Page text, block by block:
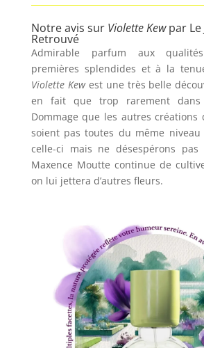
Notre avis sur Violette Kewpar Le
Retrouvé
Admirable parfum aux
premières splendides et à la
Violette Kewest une très belle
en fait que trop rarement dans
Dommage que les autres créations
soient pas toutes du même niveau
celle-ci mais ne désespérons
Maxence Moutte continue de
on lui jettera d’autres fleurs.